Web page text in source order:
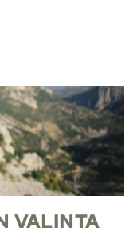
VALINTA